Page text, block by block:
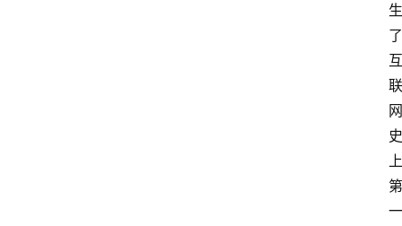
生
了
互
联
网
史
上
第
一